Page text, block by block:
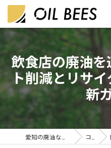
飲食店の廃油
ト削減とリサ
新
コラム